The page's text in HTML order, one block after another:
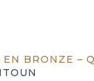
EN BRONZE –